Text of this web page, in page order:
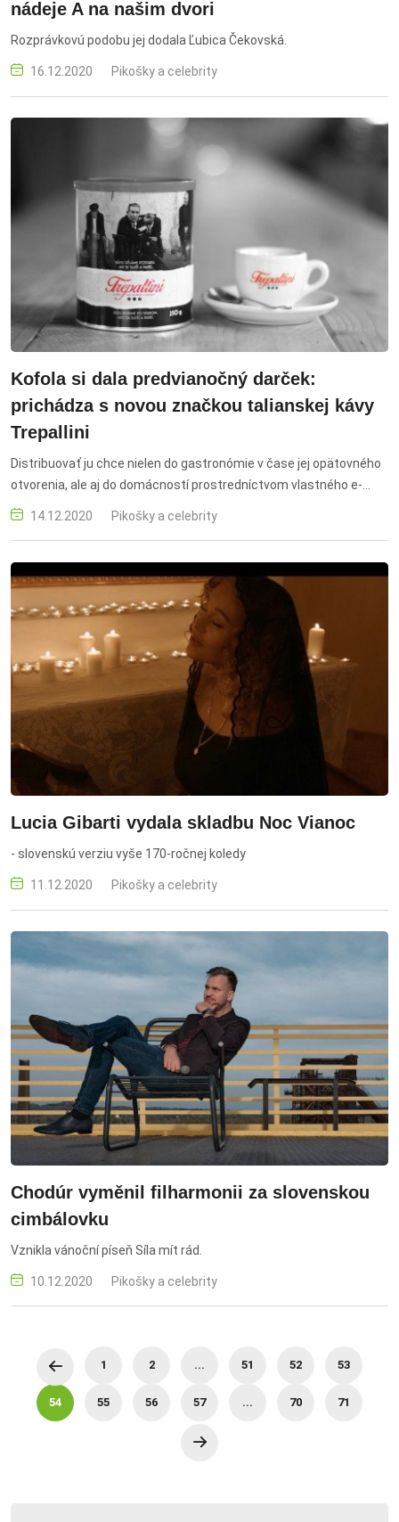
nádeje A na našim dvori
Rozprávkovú podobu jej dodala Ľubica Čekovská.
16.12.2020 Pikošky a celebrity
Kofola si dala predvianočný darček:
prichádza s novou značkou talianskej kávy
Trepallini
Distribuovať ju chce nielen do gastronómie v čase jej opätovného
otvorenia, ale aj do domácností prostredníctvom vlastného e-
shopu.
14.12.2020 Pikošky a celebrity
Lucia Gibarti vydala skladbu Noc Vianoc
- slovenskú verziu vyše 170-ročnej koledy
11.12.2020 Pikošky a celebrity
Chodúr vyměnil filharmonii za slovenskou
cimbálovku
Vznikla vánoční píseň Síla mít rád.
10.12.2020 Pikošky a celebrity
1 2 ... 51 52 53
54 55 56 57 ... 70 71